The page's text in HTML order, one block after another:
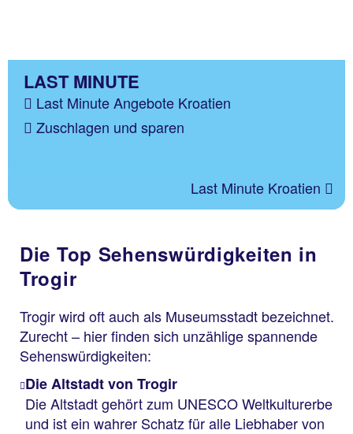
LAST MINUTE
Last Minute Angebote Kroatien
Zuschlagen und sparen
Last Minute Kroatien
Die Top Sehenswürdigkeiten in
Trogir
Trogir wird oft auch als Museumsstadt bezeichnet.
Zurecht – hier finden sich unzählige spannende
Sehenswürdigkeiten:
Die Altstadt von Trogir
Die Altstadt gehört zum UNESCO Weltkulturerbe
und ist ein wahrer Schatz für alle Liebhaber von